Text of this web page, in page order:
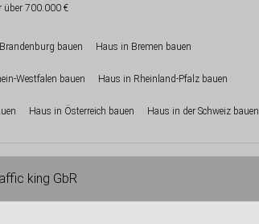
über 700.000 €
bauen Haus in Bremen bauen
Westfalen bauen Haus in Rheinland-Pfalz bauen
Haus in Österreich bauen Haus in der Schweiz bauen
king GbR